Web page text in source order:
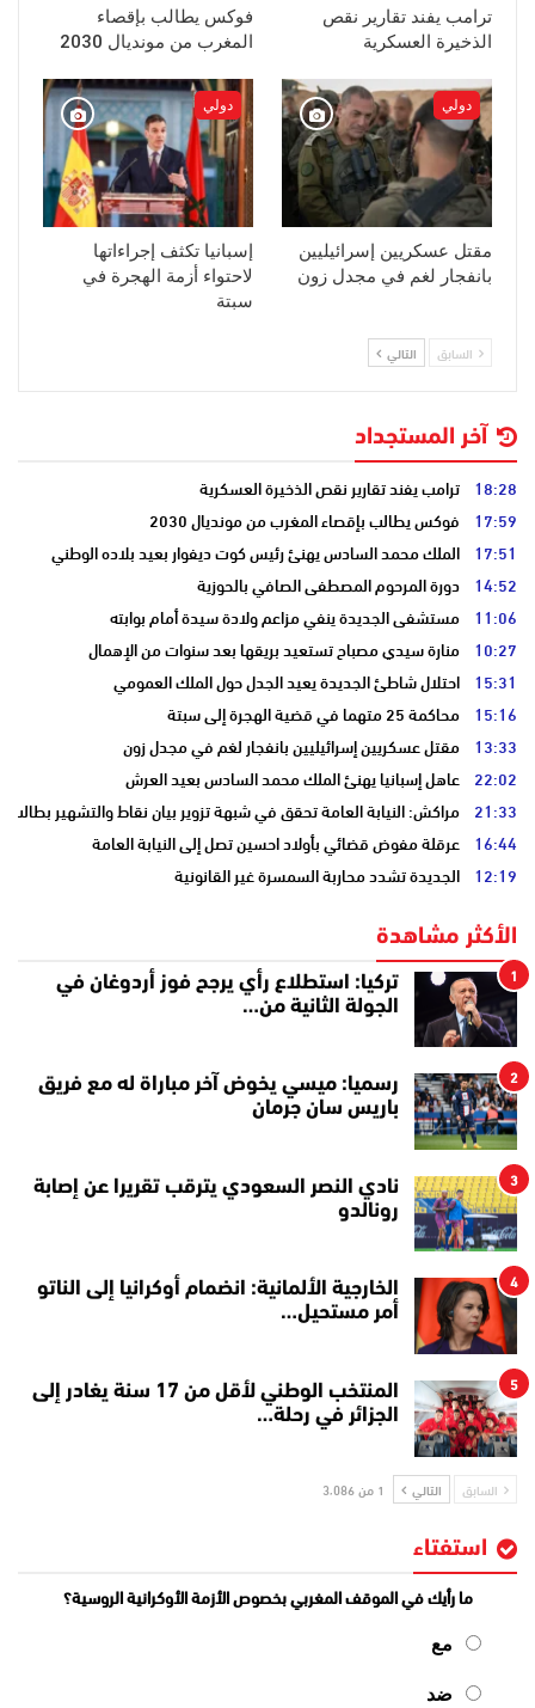
ترامب يفند تقارير نقص
الذخيرة العسكرية
فوكس يطالب بإقصاء
المغرب من مونديال 2030
دولي
مقتل عسكريين إسرائيليين
بانفجار لغم في مجدل زون
دولي
إسبانيا تكثف إجراءاتها
لاحتواء أزمة الهجرة في
سبتة
السابق التالي
آخر المستجداد
18:28 ترامب يفند تقارير نقص الذخيرة العسكرية
17:59 فوكس يطالب بإقصاء المغرب من مونديال 2030
17:51 الملك محمد السادس يهنئ رئيس كوت ديفوار بعيد بلاده الوطني
14:52 دورة المرحوم المصطفى الصافي بالحوزية
11:06 مستشفى الجديدة ينفي مزاعم ولادة سيدة أمام بوابته
10:27 منارة سيدي مصباح تستعيد بريقها بعد سنوات من الإهمال
15:31 احتلال شاطئ الجديدة يعيد الجدل حول الملك العمومي
15:16 محاكمة 25 متهما في قضية الهجرة إلى سبتة
13:33 مقتل عسكريين إسرائيليين بانفجار لغم في مجدل زون
22:02 عاهل إسبانيا يهنئ الملك محمد السادس بعيد العرش
21:33 مراكش: النيابة العامة تحقق في شبهة تزوير بيان نقاط والتشهير بطالب
16:44 عرقلة مفوض قضائي بأولاد احسين تصل إلى النيابة العامة
12:19 الجديدة تشدد محاربة السمسرة غير القانونية
الأكثر مشاهدة
1
تركيا: استطلاع رأي يرجح فوز أردوغان في
الجولة الثانية من…
2
رسميا: ميسي يخوض آخر مباراة له مع فريق
باريس سان جرمان
3
نادي النصر السعودي يترقب تقريرا عن إصابة
رونالدو
4
الخارجية الألمانية: انضمام أوكرانيا إلى الناتو
أمر مستحيل…
5
المنتخب الوطني لأقل من 17 سنة يغادر إلى
الجزائر في رحلة…
السابق التالي 1 من 3٬086
استفتاء
ما رأيك في الموقف المغربي بخصوص الأزمة الأوكرانية الروسية؟
مع
ضد